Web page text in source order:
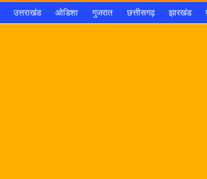
उत्तराखंड ओडिशा गुजरात छत्तीसगढ़ झारखंड